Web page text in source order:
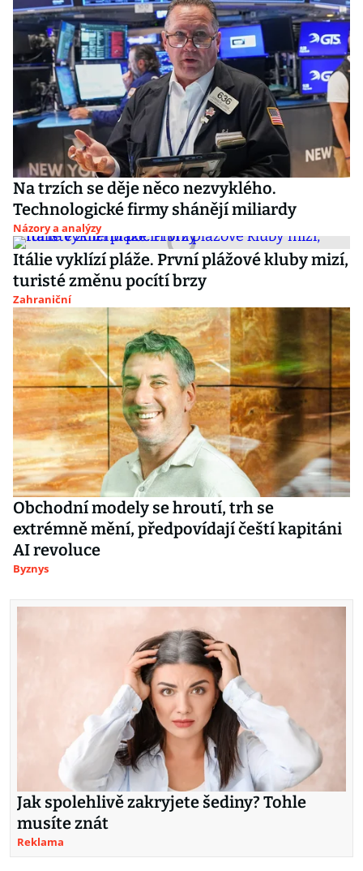
Na trzích se děje něco nezvyklého.
Technologické firmy shánějí miliardy
Názory a analýzy
Itálie vyklízí pláže. První plážové kluby mizí,
turisté změnu pocítí brzy
Zahraniční
Obchodní modely se hroutí, trh se
extrémně mění, předpovídají čeští kapitáni
AI revoluce
Byznys
Jak spolehlivě zakryjete šediny? Tohle
musíte znát
Reklama